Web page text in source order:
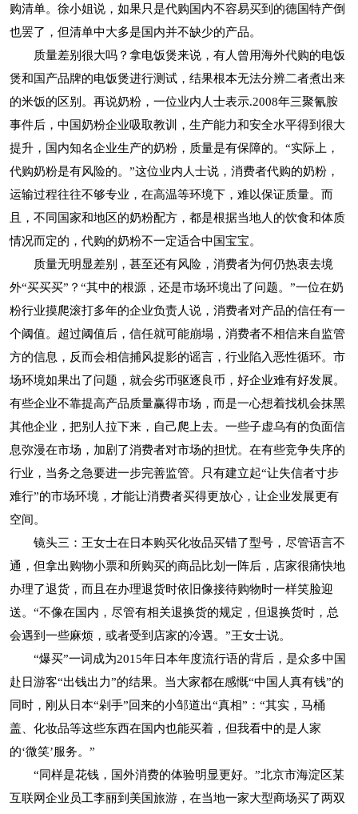
购清单。徐小姐说，如果只是代购国内不容易买到的德国特产倒
也罢了，但清单中大多是国内并不缺少的产品。
质量差别很大吗？拿电饭煲来说，有人曾用海外代购的电饭
煲和国产品牌的电饭煲进行测试，结果根本无法分辨二者煮出来
的米饭的区别。再说奶粉，一位业内人士表示.2008年三聚氰胺
事件后，中国奶粉企业吸取教训，生产能力和安全水平得到很大
提升，国内知名企业生产的奶粉，质量是有保障的。“实际上，
代购奶粉是有风险的。”这位业内人士说，消费者代购的奶粉，
运输过程往往不够专业，在高温等环境下，难以保证质量。而
且，不同国家和地区的奶粉配方，都是根据当地人的饮食和体质
情况而定的，代购的奶粉不一定适合中国宝宝。
质量无明显差别，甚至还有风险，消费者为何仍热衷去境
外“买买买”？“其中的根源，还是市场环境出了问题。”一位在奶
粉行业摸爬滚打多年的企业负责人说，消费者对产品的信任有一
个阈值。超过阈值后，信任就可能崩塌，消费者不相信来自监管
方的信息，反而会相信捕风捉影的谣言，行业陷入恶性循环。市
场环境如果出了问题，就会劣币驱逐良币，好企业难有好发展。
有些企业不靠提高产品质量赢得市场，而是一心想着找机会抹黑
其他企业，把别人拉下来，自己爬上去。一些子虚乌有的负面信
息弥漫在市场，加剧了消费者对市场的担忧。在有些竞争失序的
行业，当务之急要进一步完善监管。只有建立起“让失信者寸步
难行”的市场环境，才能让消费者买得更放心，让企业发展更有
空间。
镜头三：王女士在日本购买化妆品买错了型号，尽管语言不
通，但拿出购物小票和所购买的商品比划一阵后，店家很痛快地
办理了退货，而且在办理退货时依旧像接待购物时一样笑脸迎
送。“不像在国内，尽管有相关退换货的规定，但退换货时，总
会遇到一些麻烦，或者受到店家的冷遇。”王女士说。
“爆买”一词成为2015年日本年度流行语的背后，是众多中国
赴日游客“出钱出力”的结果。当大家都在感慨“中国人真有钱”的
同时，刚从日本“剁手”回来的小邹道出“真相”：“其实，马桶
盖、化妆品等这些东西在国内也能买着，但我看中的是人家
的‘微笑’服务。”
“同样是花钱，国外消费的体验明显更好。”北京市海淀区某
互联网企业员工李丽到美国旅游，在当地一家大型商场买了两双